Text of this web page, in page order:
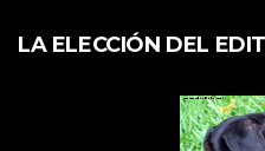
LA ELECCIÓN DEL